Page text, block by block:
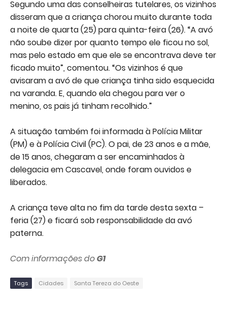
Segundo uma das conselheiras tutelares, os vizinhos
disseram que a criança chorou muito durante toda
a noite de quarta (25) para quinta-feira (26). “A avó
não soube dizer por quanto tempo ele ficou no sol,
mas pelo estado em que ele se encontrava deve ter
ficado muito”, comentou. “Os vizinhos é que
avisaram a avó de que criança tinha sido esquecida
na varanda. E, quando ela chegou para ver o
menino, os pais já tinham recolhido.”
A situação também foi informada à Polícia Militar
(PM) e à Polícia Civil (PC). O pai, de 23 anos e a mãe,
de 15 anos, chegaram a ser encaminhados à
delegacia em Cascavel, onde foram ouvidos e
liberados.
A criança teve alta no fim da tarde desta sexta –
feria (27) e ficará sob responsabilidade da avó
paterna.
Com informações doG1
Tags Cidades Santa Tereza do Oeste